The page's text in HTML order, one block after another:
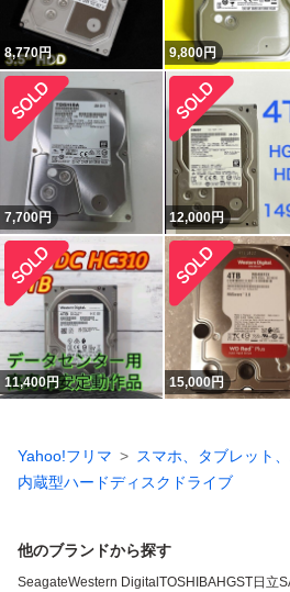
8,770円 9,800円
7,700円 12,000円
11,400円 15,000円
Yahoo!フリマ スマホ、タブレット
内蔵型ハードディスクドライブ
他のブランドから探す
SeagateWestern Digital TOSHIBAHGST日立